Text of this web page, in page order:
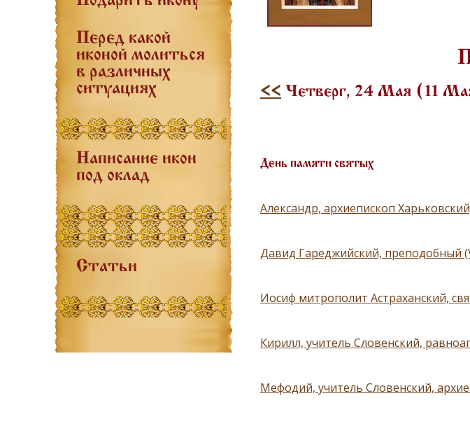
Перед какой
иконой молиться
в различных
ситуациях
Написание икон
под оклад
Статьи
<< Четверг, 24 Мая (11
День памяти святых
Александр, архиепископ
Давид Гареджийский, преподобный
Иосиф митрополит Астраханский,
Кирилл, учитель Словенский,
Мефодий, учитель Словенский,